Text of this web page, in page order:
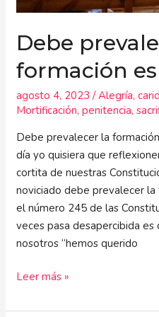
Debe
formación
agosto 4, 2023/Alegría,
Mortificación,penitencia,
Debe prevalecer la
día yo quisiera que
cortita de nuestras
noviciado debe prevalecer la
el número 245 de las
veces pasa desapercibida
nosotros “hemos querido
Leer más »